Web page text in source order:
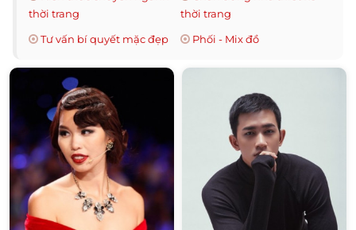
thời trang
thời trang
Tư vấn bí quyết mặc đẹp
Phối - Mix đồ